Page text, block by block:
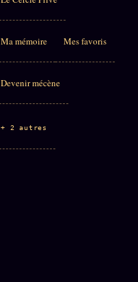
Ma mémoire Mes favoris
Devenir mécène
+ 2 autres